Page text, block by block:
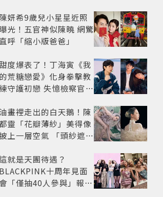
陳妍希9歲兒小星星近照
光！五官神似陳曉 網驚
直呼「縮小版爸爸」
度爆表了！丁海寅《我
的荒糖戀愛》化身拳擊教
守護初戀 失憶檢察官×
畫裡走出的白天鵝！陳
靈「花瓣薄紗」美得像
上一層空氣 「頭紗遮
太仙
這就是天團待遇？
BLACKPINK十周年見面
會「僅抽40人參與」報名